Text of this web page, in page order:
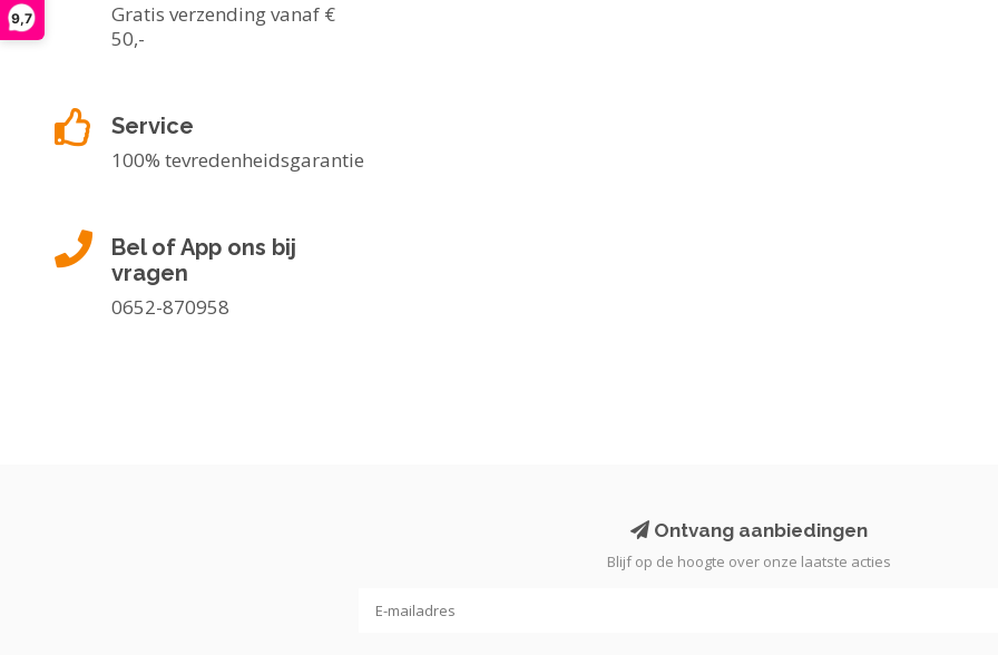
9,7
Gratis verzending vanaf €
50,-
Service
100% tevredenheidsgarantie
Bel of App ons bij
vragen
0652-870958
Ontvang aanbiedingen
Blijf op de hoogte over onze laatste acties